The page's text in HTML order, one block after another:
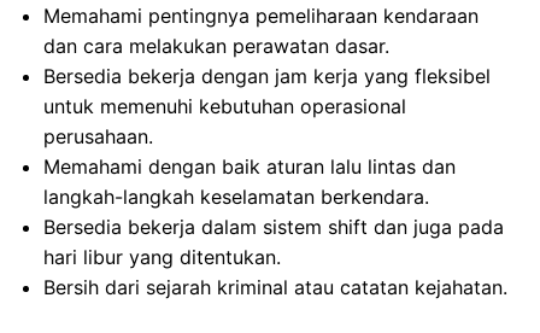
Memahami pentingnya pemeliharaan kendaraan
dan cara melakukan perawatan dasar.
Bersedia bekerja dengan jam kerja yang fleksibel
untuk memenuhi kebutuhan operasional
perusahaan.
Memahami dengan baik aturan lalu lintas dan
langkah-langkah keselamatan berkendara.
Bersedia bekerja dalam sistem shift dan juga pada
hari libur yang ditentukan.
Bersih dari sejarah kriminal atau catatan kejahatan.